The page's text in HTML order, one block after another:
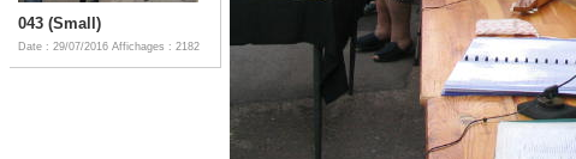
043 (Small)
Date : 29/07/2016 Affichages : 2182